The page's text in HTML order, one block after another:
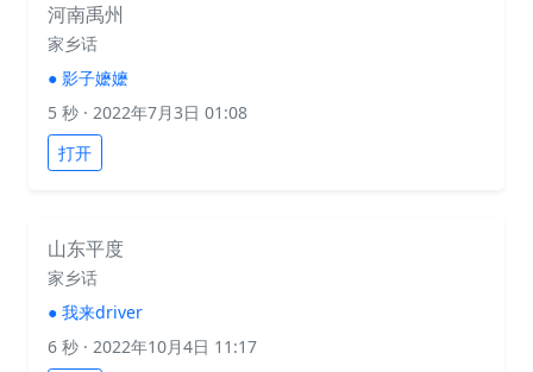
河南禹州
家乡话
● 影子嬷嬷
5 秒 · 2022年7月3日 01:08
打开
山东平度
家乡话
● 我来driver
6 秒 · 2022年10月4日 11:17